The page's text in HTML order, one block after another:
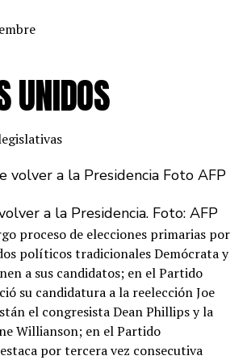
UNIDOS
a la Presidencia. Foto: AFP
proceso de elecciones primarias por
políticos tradicionales Demócrata y
a sus candidatos; en el Partido
su candidatura a la reelección Joe
el congresista Dean Phillips y la
Willianson; en el Partido
por tercera vez consecutiva